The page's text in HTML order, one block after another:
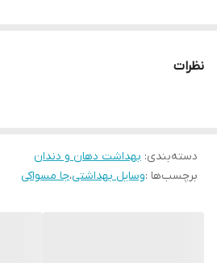
نظرات
دسته‌بندی: بهداشت دهان و دندان
برچسب‌ها :وسایل بهداشتی،جا مسواکی